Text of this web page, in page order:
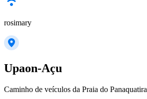
rosimary
Upaon-Açu
Caminho de veículos da Praia do Panaquatira